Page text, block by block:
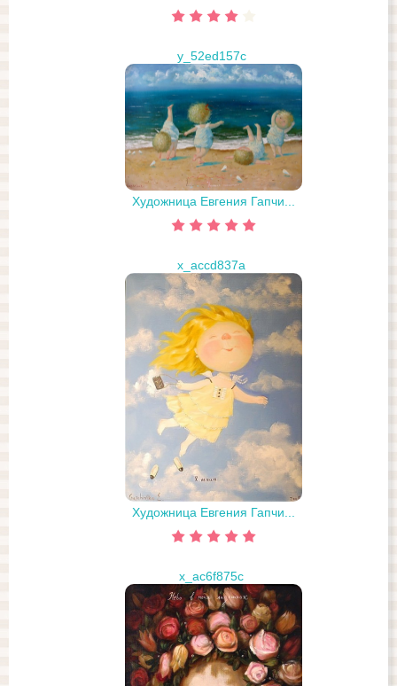
y_52ed157c
Художница Евгения Гапчи...
x_accd837a
Художница Евгения Гапчи...
x_ac6f875c